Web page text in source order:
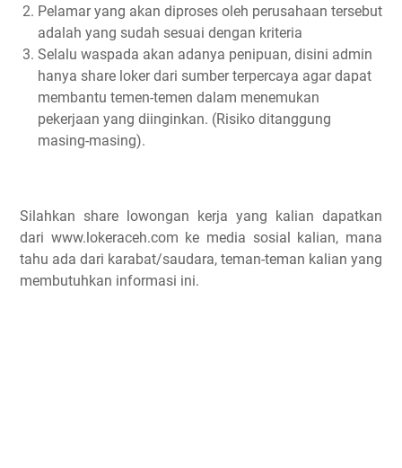
Pelamar yang akan diproses oleh perusahaan tersebut
adalah yang sudah sesuai dengan kriteria
Selalu waspada akan adanya penipuan, disini admin
hanya share loker dari sumber terpercaya agar dapat
membantu temen-temen dalam menemukan
pekerjaan yang diinginkan. (Risiko ditanggung
masing-masing).
Silahkan share lowongan kerja yang kalian dapatkan
dari www.lokeraceh.com ke media sosial kalian, mana
tahu ada dari karabat/saudara, teman-teman kalian yang
membutuhkan informasi ini.